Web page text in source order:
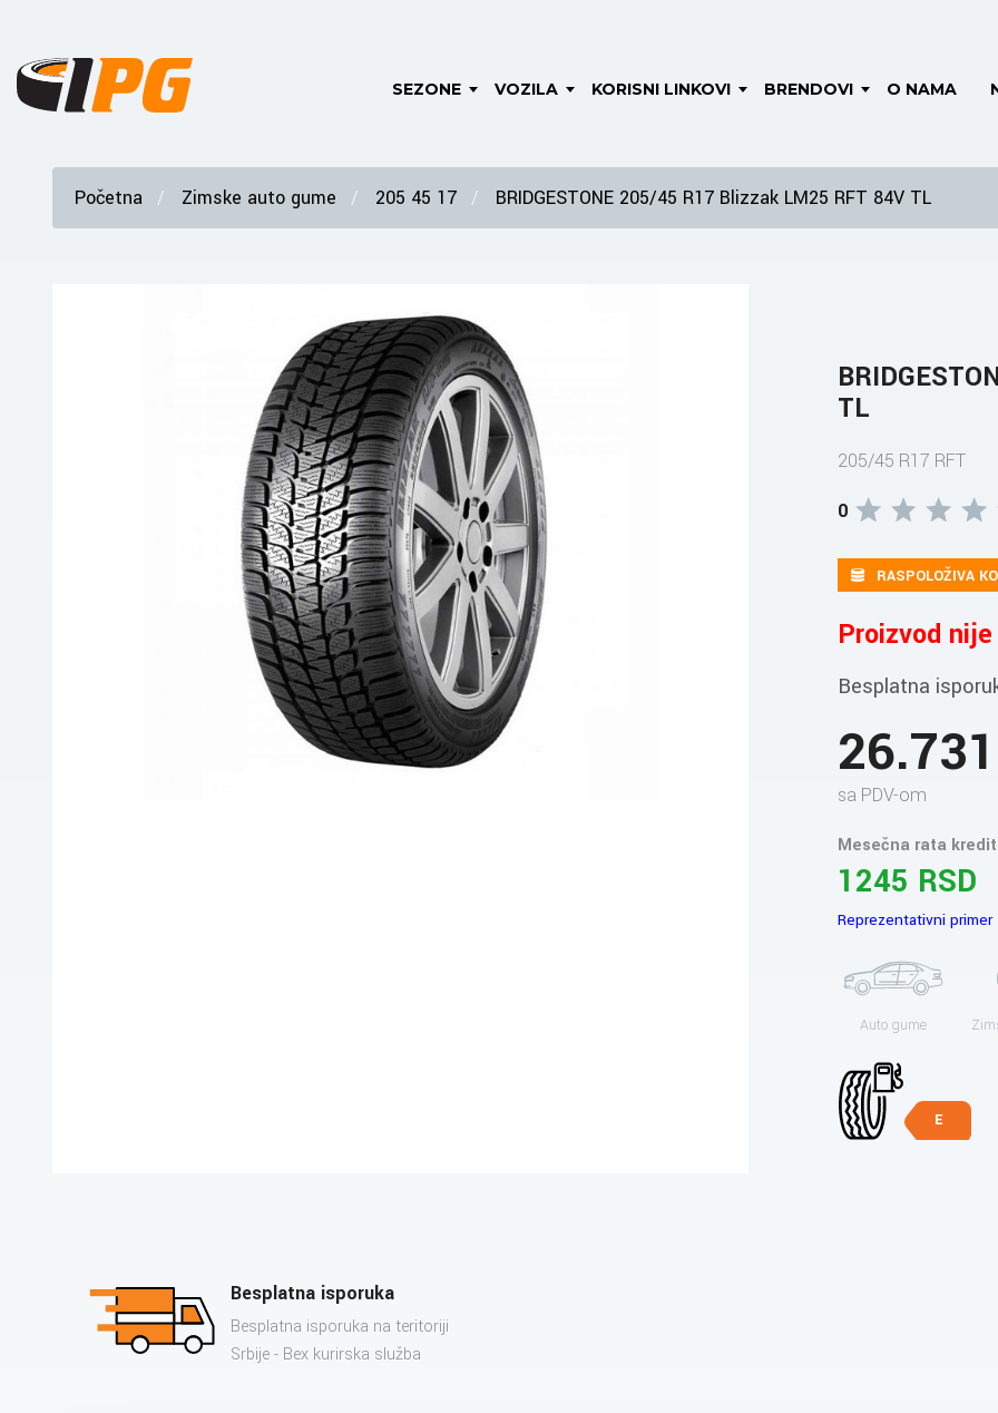
SEZONE VOZILA KORISNI LINKOVI BRENDOVI O NAMA
Početna Zimske auto gume 205 45 17 BRIDGESTONE 205/45 R17 Blizzak LM25 RFT 84V TL
TL
205/45 R17 RFT
0
RASPOLOŽIVA
Proizvod
Besplatna
sa PDV-om
Mesečna rata
1245 RSD
Reprezentativni primer
Auto gume
E
Besplatna isporuka
Besplatna isporuka na teritoriji
Srbije - Bex kurirska služba